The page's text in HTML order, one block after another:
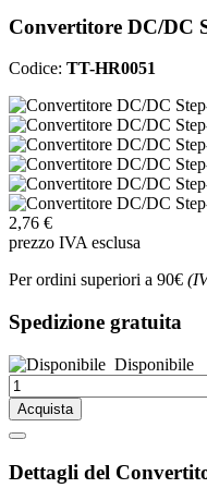
Convertitore DC/DC
Codice: TT-HR0051
2,76 €
prezzo IVA esclusa
Per ordini superiori a 90€
Spedizione gratuita
Disponibile
Acquista
Dettagli del